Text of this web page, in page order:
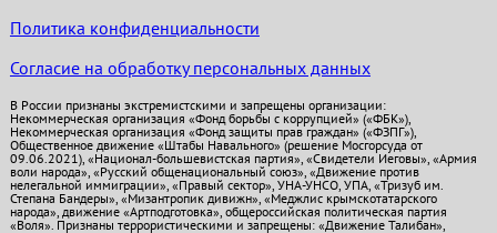
Политика конфиденциальности
Согласие на обработку персональных данных
В России признаны экстремистскими и запрещены организации:
Некоммерческая организация «Фонд борьбы с коррупцией» («ФБК»),
Некоммерческая организация «Фонд защиты прав граждан» («ФЗПГ»),
Общественное движение «Штабы Навального» (решение Мосгорсуда от
09.06.2021), «Национал-большевистская партия», «Свидетели Иеговы», «Армия
воли народа», «Русский общенациональный союз», «Движение против
нелегальной иммиграции», «Правый сектор», УНА-УНСО, УПА, «Тризуб им.
Степана Бандеры», «Мизантропик дивижн», «Меджлис крымскотатарского
народа», движение «Артподготовка», общероссийская политическая партия
«Воля». Признаны террористическими и запрещены: «Движение Талибан»,